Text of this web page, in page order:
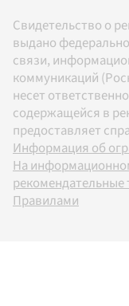
Свидетельство о
выдано
связи,
коммуникаций
несет
содержащейся в
предоставляет
Информация об
На
рекомендательные
Правилами